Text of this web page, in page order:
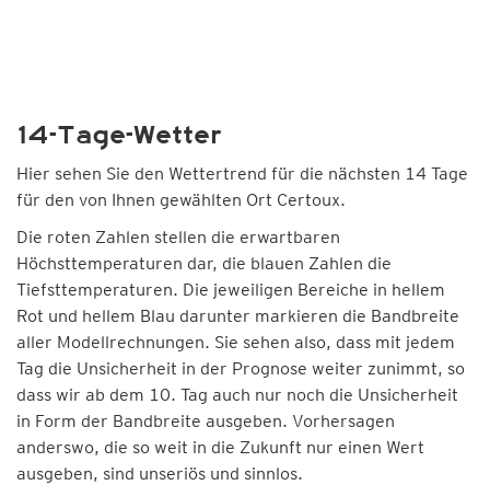
14-Tage-Wetter
Hier sehen Sie den Wettertrend für die nächsten 14 Tage
für den von Ihnen gewählten Ort Certoux.
Die roten Zahlen stellen die erwartbaren
Höchsttemperaturen dar, die blauen Zahlen die
Tiefsttemperaturen. Die jeweiligen Bereiche in hellem
Rot und hellem Blau darunter markieren die Bandbreite
aller Modellrechnungen. Sie sehen also, dass mit jedem
Tag die Unsicherheit in der Prognose weiter zunimmt, so
dass wir ab dem 10. Tag auch nur noch die Unsicherheit
in Form der Bandbreite ausgeben. Vorhersagen
anderswo, die so weit in die Zukunft nur einen Wert
ausgeben, sind unseriös und sinnlos.